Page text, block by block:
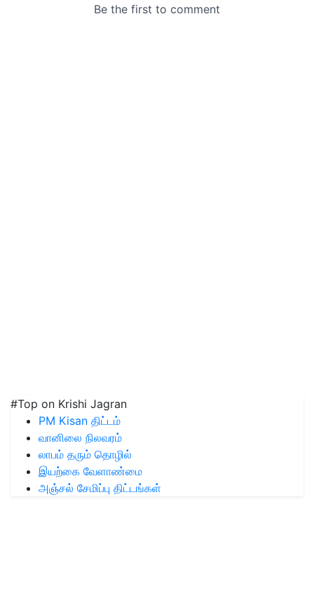
#Top on Krishi Jagran
PM Kisan திட்டம்
வானிலை நிலவரம்
லாபம் தரும் தொழில்
இயற்கை வேளாண்மை
அஞ்சல் சேமிப்பு திட்டங்கள்